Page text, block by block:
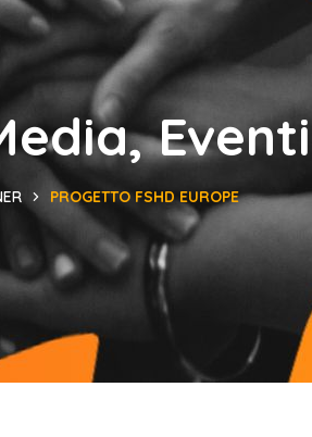
Eventi
PROGETTO FSHD EUROPE